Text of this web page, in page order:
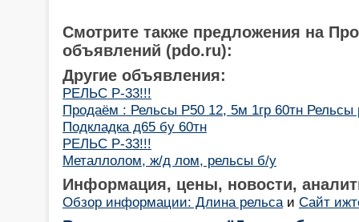
Смотрите также предложения на
объявлений (pdo.ru):
Другие объявления:
РЕЛЬС Р-33!!!
Продаём : Рельсы Р50 12, 5м 1гр 60тн Рельсы
Подкладка д65 бу 60тн
РЕЛЬС Р-33!!!
Металлолом, ж/д лом, рельсы б/у
Информация, цены, новости,
Обзор информации: Длина рельса и Сайт